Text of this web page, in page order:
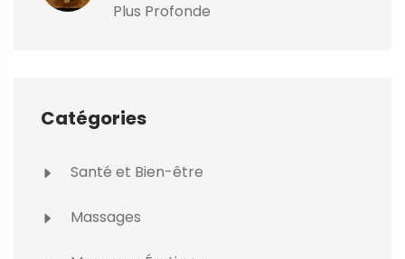
Plus Profonde
Catégories
Santé et Bien-être
Massages